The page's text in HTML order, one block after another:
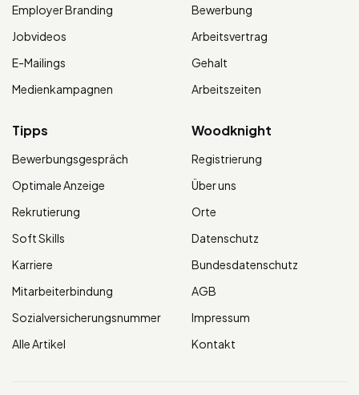
Employer Branding
Jobvideos
E-Mailings
Medienkampagnen
Bewerbung
Arbeitsvertrag
Gehalt
Arbeitszeiten
Tipps
Bewerbungsgespräch
Optimale Anzeige
Rekrutierung
Soft Skills
Karriere
Mitarbeiterbindung
Sozialversicherungsnummer
Alle Artikel
Woodknight
Registrierung
Über uns
Orte
Datenschutz
Bundesdatenschutz
AGB
Impressum
Kontakt